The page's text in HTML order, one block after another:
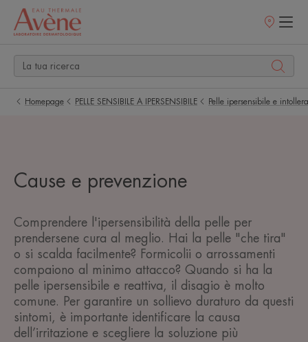
Punti
Homepage PELLE SENSIBILE A IPERSENSIBILE Pelle ipersensibile e
Cause e prevenzione
Comprendere l'ipersensibilità della pelle per
prendersene cura al meglio. Hai la pelle "che tira"
o si scalda facilmente? Formicolii o arrossamenti
compaiono al minimo attacco? Quando si ha la
pelle ipersensibile e reattiva, il disagio è molto
comune. Per garantire un sollievo duraturo da questi
sintomi, è importante identificare la causa
dell’irritazione e scegliere la soluzione più